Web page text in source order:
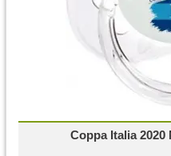
Coppa Italia 2020